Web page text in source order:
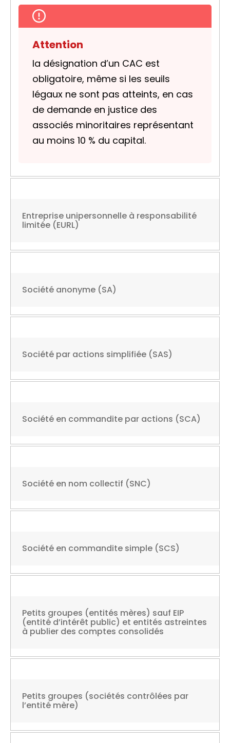
Attention
la désignation d’un CAC est
obligatoire, même si les seuils
légaux ne sont pas atteints, en cas
de demande en justice des
associés minoritaires représentant
au moins 10 % du capital.
Entreprise unipersonnelle à responsabilité
limitée (EURL)
Société anonyme (SA)
Société par actions simplifiée (SAS)
Société en commandite par actions (SCA)
Société en nom collectif (SNC)
Société en commandite simple (SCS)
Petits groupes (entités mères) sauf EIP
(entité d’intérêt public) et entités astreintes
à publier des comptes consolidés
Petits groupes (sociétés contrôlées par
l’entité mère)